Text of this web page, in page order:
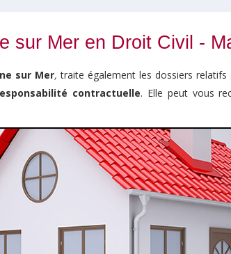
sur Mer en Droit Civil -
sur Mer, traite également les dossiers
contractuelle. Elle peut vous